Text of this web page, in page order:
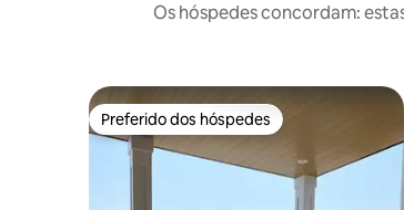
Os hóspedes concordam:
Preferido dos hóspedes
Preferido dos hóspedes